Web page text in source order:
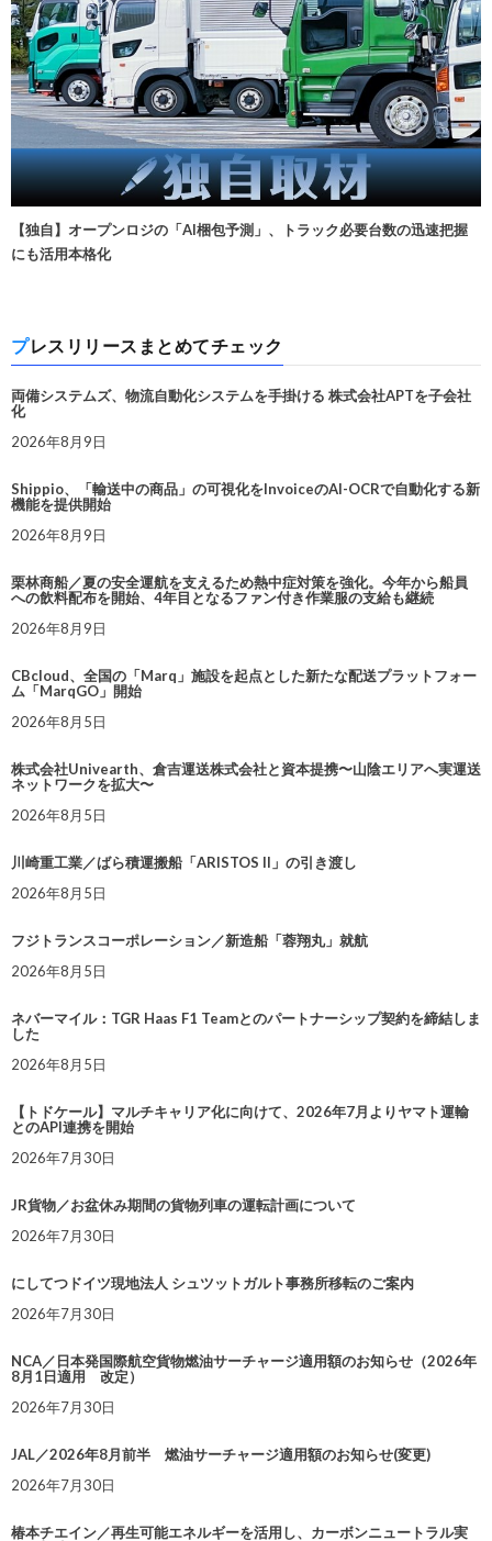
【独自】オープンロジの「AI梱包予測」、トラック必要台数の迅速把握
にも活用本格化
プレスリリースまとめてチェック
両備システムズ、物流自動化システムを手掛ける 株式会社APTを子会社
化
2026年8月9日
Shippio、「輸送中の商品」の可視化をInvoiceのAI-OCRで自動化する新
機能を提供開始
2026年8月9日
栗林商船／夏の安全運航を支えるため熱中症対策を強化。今年から船員
への飲料配布を開始、4年目となるファン付き作業服の支給も継続
2026年8月9日
CBcloud、全国の「Marq」施設を起点とした新たな配送プラットフォー
ム「MarqGO」開始
2026年8月5日
株式会社Univearth、倉吉運送株式会社と資本提携〜山陰エリアへ実運送
ネットワークを拡大〜
2026年8月5日
川崎重工業／ばら積運搬船「ARISTOS II」の引き渡し
2026年8月5日
フジトランスコーポレーション／新造船「蓉翔丸」就航
2026年8月5日
ネバーマイル：TGR Haas F1 Teamとのパートナーシップ契約を締結しま
した
2026年8月5日
【トドケール】マルチキャリア化に向けて、2026年7月よりヤマト運輸
とのAPI連携を開始
2026年7月30日
JR貨物／お盆休み期間の貨物列車の運転計画について
2026年7月30日
にしてつドイツ現地法人 シュツットガルト事務所移転のご案内
2026年7月30日
NCA／日本発国際航空貨物燃油サーチャージ適用額のお知らせ（2026年
8月1日適用 改定）
2026年7月30日
JAL／2026年8月前半 燃油サーチャージ適用額のお知らせ(変更)
2026年7月30日
椿本チエイン／再生可能エネルギーを活用し、カーボンニュートラル実